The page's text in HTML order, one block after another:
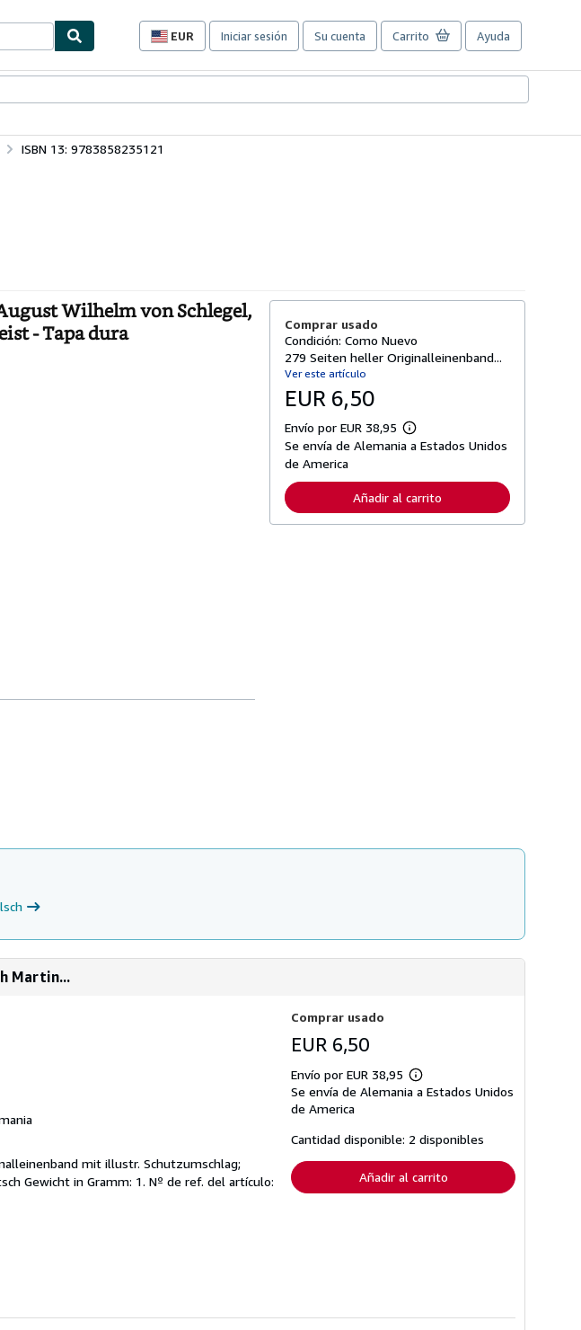
EUR
Preferencias
compra
sitio.
Iniciar sesión Su cuenta Carrito Ayuda
ISBN 13: 9783858235121
Wilhelm von Schlegel,
- Tapa dura
Comprar usado
Condición: Como Nuevo
279 Seiten heller Originalleinenband...
Ver este artículo
EUR 6,50
Envío por EUR 38,95
M
á
f
o
r
e
Se envía de Alemania a Estados Unidos
de America
Añadir al carrito
Martin...
mit illustr. Schutzumschlag;
Gewicht in Gramm: 1. Nº de ref. del artículo:
Comprar usado
EUR 6,50
Envío por EUR 38,95
Más
información
tarifas
de
envío
Se envía de Alemania a Estados Unidos
de America
Cantidad disponible: 2 disponibles
Añadir al carrito